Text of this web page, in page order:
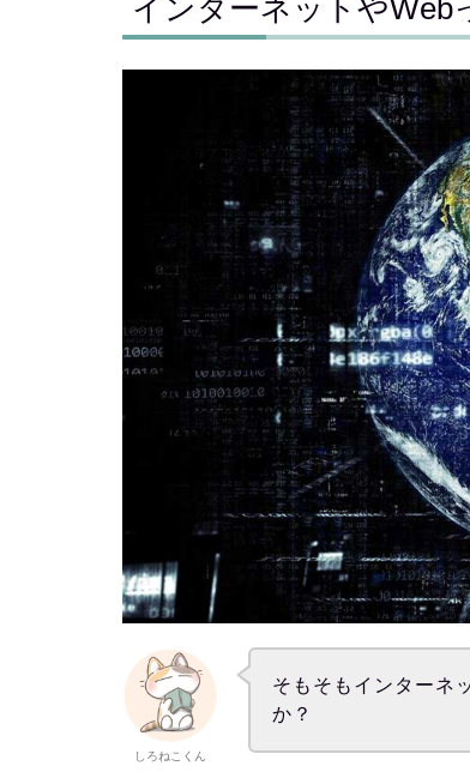
インターネットやWeb
しろねこくん
そもそもインターネ
か？